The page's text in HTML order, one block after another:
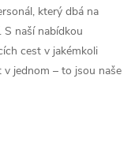
který dbá na
S naší nabídkou
cest v jakémkoli
jednom – to jsou naše